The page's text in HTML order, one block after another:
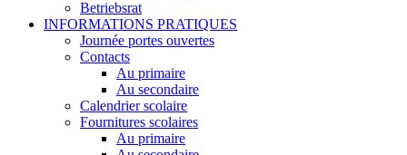
Betriebsrat
INFORMATIONS PRATIQUES
Journée portes ouvertes
Contacts
Au primaire
Au secondaire
Calendrier scolaire
Fournitures scolaires
Au primaire